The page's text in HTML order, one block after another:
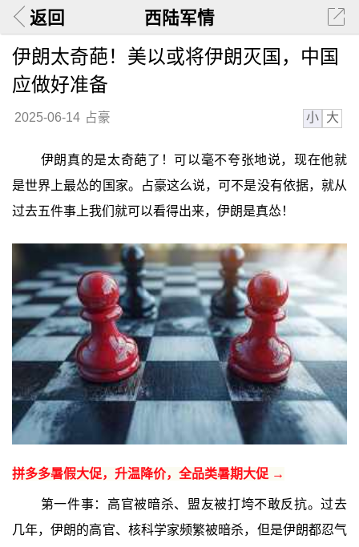
返回 西陆军情
伊朗太奇葩！美以或将伊朗灭国，中国
应做好准备
2025-06-14 占豪 小 大
伊朗真的是太奇葩了！可以毫不夸张地说，现在他就
是世界上最怂的国家。占豪这么说，可不是没有依据，就从
过去五件事上我们就可以看得出来，伊朗是真怂！
拼多多暑假大促，升温降价，全品类暑期大促 →
第一件事：高官被暗杀、盟友被打垮不敢反抗。过去
几年，伊朗的高官、核科学家频繁被暗杀，但是伊朗都忍气